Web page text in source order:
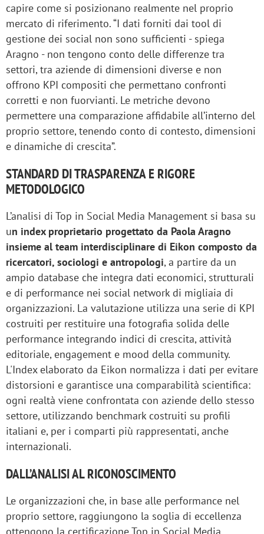
capire come si posizionano realmente nel proprio
mercato di riferimento. “I dati forniti dai tool di
gestione dei social non sono sufficienti - spiega
Aragno - non tengono conto delle differenze tra
settori, tra aziende di dimensioni diverse e non
offrono KPI compositi che permettano confronti
corretti e non fuorvianti. Le metriche devono
permettere una comparazione affidabile all’interno del
proprio settore, tenendo conto di contesto, dimensioni
e dinamiche di crescita”.
STANDARD DI TRASPARENZA E RIGORE
METODOLOGICO
L’analisi di Top in Social Media Management si basa su
un index proprietario progettato da Paola Aragno
insieme al team interdisciplinare di Eikon composto da
ricercatori, sociologi e antropologi, a partire da un
ampio database che integra dati economici, strutturali
e di performance nei social network di migliaia di
organizzazioni. La valutazione utilizza una serie di KPI
costruiti per restituire una fotografia solida delle
performance integrando indici di crescita, attività
editoriale, engagement e mood della community.
L'Index elaborato da Eikon normalizza i dati per evitare
distorsioni e garantisce una comparabilità scientifica:
ogni realtà viene confrontata con aziende dello stesso
settore, utilizzando benchmark costruiti su profili
italiani e, per i comparti più rappresentati, anche
internazionali.
DALL’ANALISI AL RICONOSCIMENTO
Le organizzazioni che, in base alle performance nel
proprio settore, raggiungono la soglia di eccellenza
ottengono la certificazione Top in Social Media